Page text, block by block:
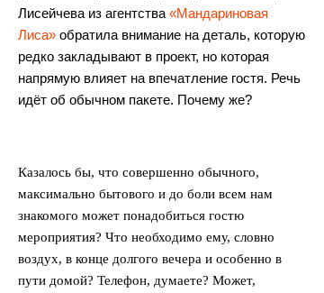
Лисейчева из агентства «Мандариновая
Лиса» обратила внимание на деталь, которую
редко закладывают в проект, но которая
напрямую влияет на впечатление гостя. Речь
идёт об обычном пакете. Почему же?
Казалось бы, что совершенно обычного,
максимально бытового и до боли всем нам
знакомого может понадобиться гостю
мероприятия? Что необходимо ему, словно
воздух, в конце долгого вечера и особенно в
пути домой? Телефон, думаете? Может,